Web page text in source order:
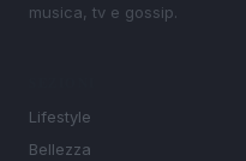
musica, tv e gossip.
Lifestyle
Bellezza